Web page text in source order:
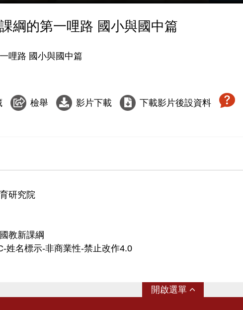
綱的第一哩路 國小與國中篇
哩路 國小與國中篇
檢舉 影片下載 下載影片後設資料
研究院
教新課綱
姓名標示-非商業性-禁止改作4.0
選單